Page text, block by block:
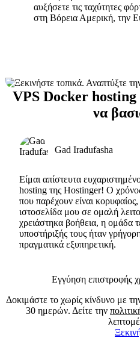
αυξήσετε τις ταχύτητες
στη Βόρεια Αμερική, την
VPS Docker hosting
να
Gad Iradufasha
Είμαι απίστευτα
hosting της Hostinger! Ο
που παρέχουν είναι
ιστοσελίδα μου σε ομαλή
χρειάστηκα βοήθεια, η ομάδα
υποστήριξής τους ήταν
πραγματικά εξυπηρετική.
Εγγύηση επιστροφής
Δοκιμάστε το χωρίς κίνδυνο με
30 ημερών. Δείτε την